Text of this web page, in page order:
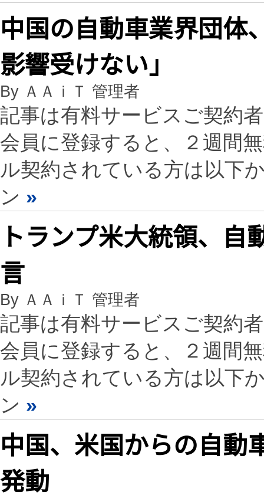
中国の自動車業界団体
影響受けない」
By ＡＡｉＴ 管理者
記事は有料サービスご契約
会員に登録すると、２週間
ル契約されている方は以下
ン »
トランプ米大統領、
言
By ＡＡｉＴ 管理者
記事は有料サービスご契約
会員に登録すると、２週間
ル契約されている方は以下
ン »
中国、米国からの自動
発動